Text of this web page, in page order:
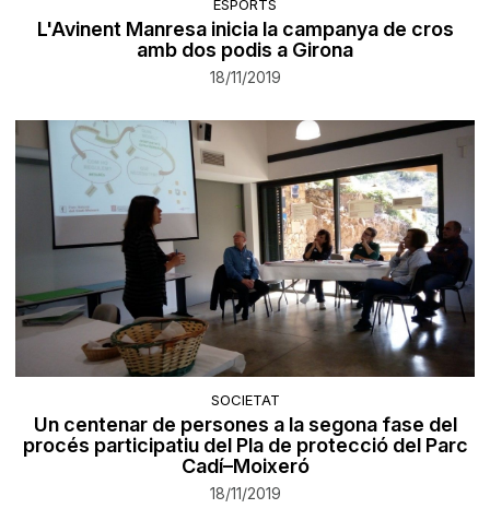
ESPORTS
L'Avinent Manresa inicia la campanya de cros
amb dos podis a Girona
18/11/2019
SOCIETAT
Un centenar de persones a la segona fase del
procés participatiu del Pla de protecció del Parc
Cadí–Moixeró
18/11/2019